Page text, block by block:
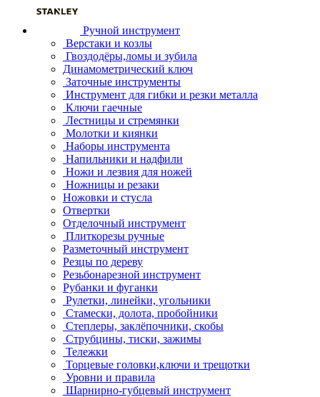
Ручной инструмент
Верстаки и козлы
Гвоздодёры,ломы и зубила
Динамометрический ключ
Заточные инструменты
Инструмент для гибки и резки металла
Ключи гаечные
Лестницы и стремянки
Молотки и киянки
Наборы инструмента
Напильники и надфили
Ножи и лезвия для ножей
Ножницы и резаки
Ножовки и стусла
Отвертки
Отделочный инструмент
Плиткорезы ручные
Разметочный инструмент
Резцы по дереву
Резьбонарезной инструмент
Рубанки и фуганки
Рулетки, линейки, угольники
Стамески, долота, пробойники
Степлеры, заклёпочники, скобы
Струбцины, тиски, зажимы
Тележки
Торцевые головки,ключи и трещотки
Уровни и правила
Шарнирно-губцевый инструмент